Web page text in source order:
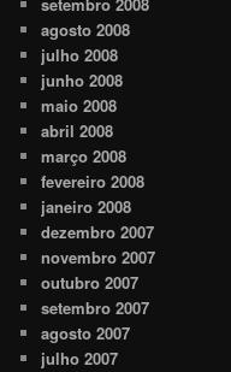
setembro 2008
agosto 2008
julho 2008
junho 2008
maio 2008
abril 2008
março 2008
fevereiro 2008
janeiro 2008
dezembro 2007
novembro 2007
outubro 2007
setembro 2007
agosto 2007
julho 2007